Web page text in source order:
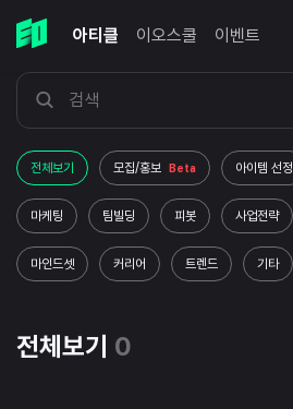
아티클 이오스쿨 이벤트
전체보기 모집/홍보 Beta 아이템 선정
마케팅 팀빌딩 피봇 사업전략
마인드셋 커리어 트렌드 기타
전체보기 0